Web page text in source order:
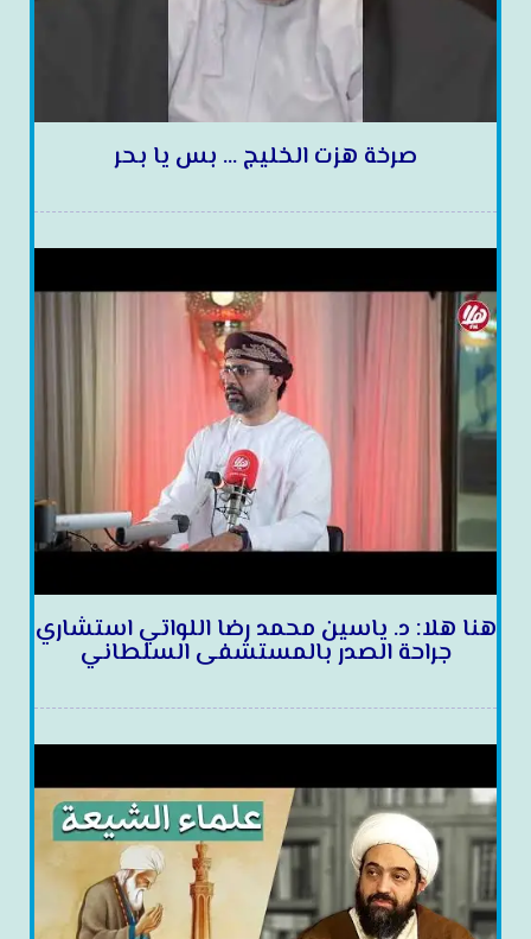
صرخة هزت الخليج … بس يا بحر
هنا هلا: د. ياسين محمد رضا اللواتي استشاري
جراحة الصدر بالمستشفى السلطاني